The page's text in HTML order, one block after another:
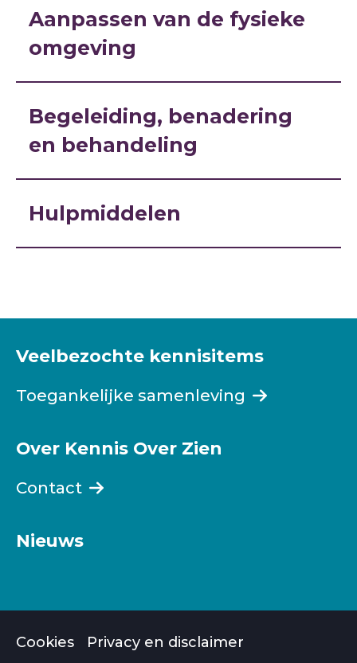
Aanpassen van de fysieke
omgeving
Begeleiding, benadering
en behandeling
Hulpmiddelen
Veelbezochte kennisitems
Toegankelijke samenleving
Over Kennis Over Zien
Contact
Nieuws
Cookies Privacy en disclaimer